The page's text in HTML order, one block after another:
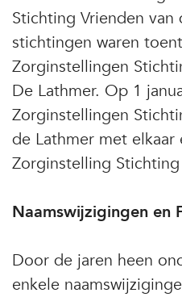
Stichting Vrienden van
stichtingen waren
Zorginstellingen
De Lathmer. Op 1
Zorginstellingen
de Lathmer met elkaar
Zorginstelling
Naamswijzigingen en
Door de jaren heen
enkele